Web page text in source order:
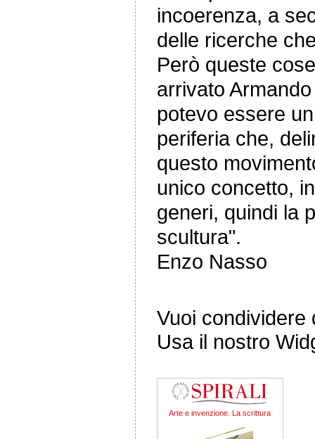
incoerenza, a
delle ricerche
Però queste
arrivato
potevo essere
periferia che,
questo
unico concetto,
generi, quindi la
scultura".
Enzo Nasso
Vuoi condividere
Usa il nostro
Arte e invenzione. La scrittura